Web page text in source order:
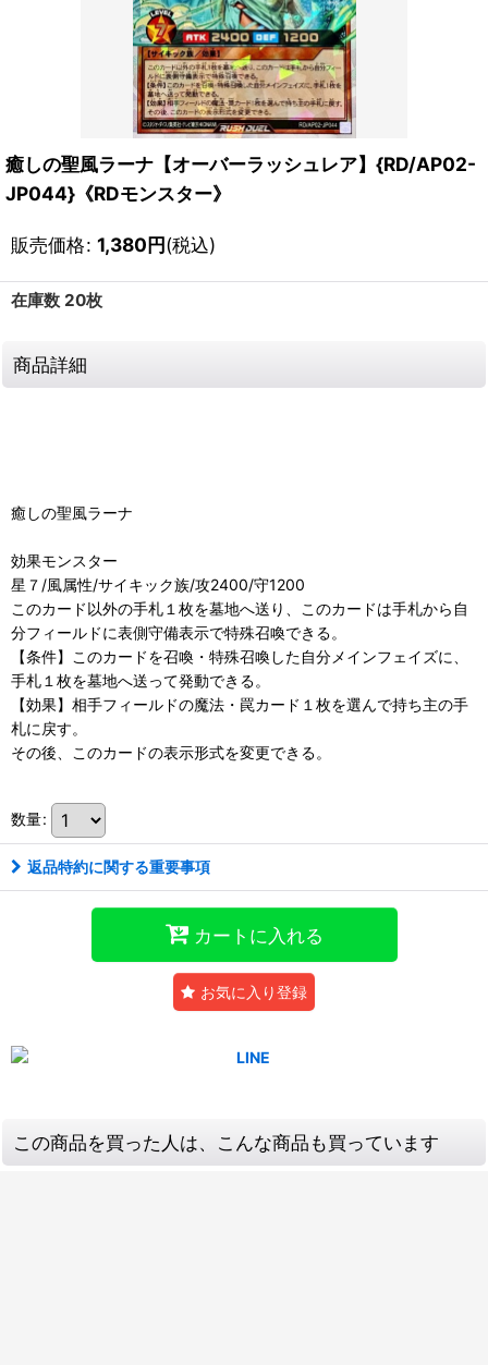
癒しの聖風ラーナ【オーバーラッシュレア】{RD/AP02-
JP044}《RDモンスター》
販売価格: 1,380円(税込)
在庫数 20枚
商品詳細
癒しの聖風ラーナ
効果モンスター
星７/風属性/サイキック族/攻2400/守1200
このカード以外の手札１枚を墓地へ送り、このカードは手札から自
分フィールドに表側守備表示で特殊召喚できる。
【条件】このカードを召喚・特殊召喚した自分メインフェイズに、
手札１枚を墓地へ送って発動できる。
【効果】相手フィールドの魔法・罠カード１枚を選んで持ち主の手
札に戻す。
その後、このカードの表示形式を変更できる。
数量:
返品特約に関する重要事項
カートに入れる
お気に入り登録
この商品を買った人は、こんな商品も買っています